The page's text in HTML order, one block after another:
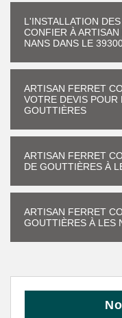
L'INSTALLATION
CONFIER À
NANS DANS LE
ARTISAN FERRET
VOTRE DEVIS POUR
GOUTTIÈRES
ARTISAN FERRET
DE GOUTTIÈRES À
ARTISAN FERRET
GOUTTIÈRES À LES